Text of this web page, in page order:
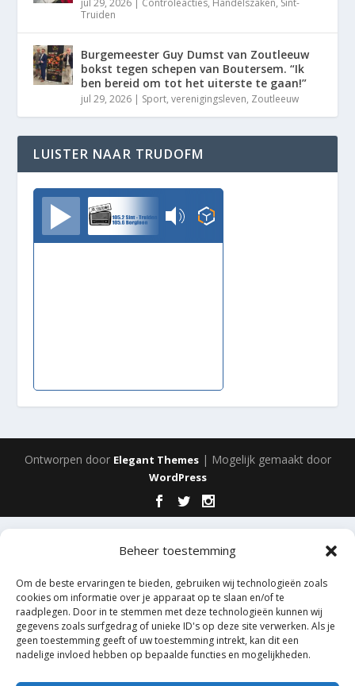
Beheer toestemming
Om de beste ervaringen te bieden, gebruiken wij technologieën zoals
cookies om informatie over je apparaat op te slaan en/of te
raadplegen. Door in te stemmen met deze technologieën kunnen wij
gegevens zoals surfgedrag of unieke ID's op deze site verwerken. Als je
geen toestemming geeft of uw toestemming intrekt, kan dit een
nadelige invloed hebben op bepaalde functies en mogelijkheden.
jul 29, 2026 | Controleacties, Handelszaken, Sint-
Truiden
Burgemeester Guy Dumst van Zoutleeuw
bokst tegen schepen van Boutersem. “Ik
ben bereid om tot het uiterste te gaan!”
jul 29, 2026 | Sport,verenigingsleven, Zoutleeuw
LUISTER NAAR TRUDOFM
TrudoFM
Ontworpen door Elegant Themes| Mogelijk gemaakt door
WordPress